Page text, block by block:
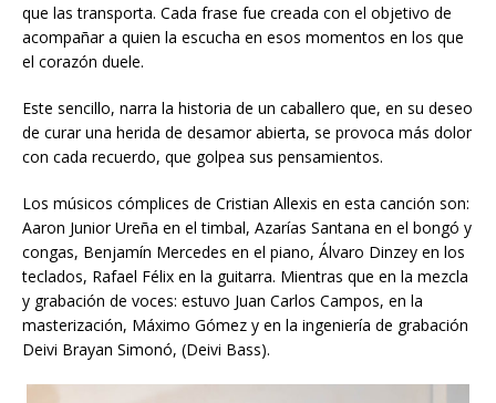
que las transporta. Cada frase fue creada con el objetivo de
acompañar a quien la escucha en esos momentos en los que
el corazón duele.
Este sencillo, narra la historia de un caballero que, en su deseo
de curar una herida de desamor abierta, se provoca más dolor
con cada recuerdo, que golpea sus pensamientos.
Los músicos cómplices de Cristian Allexis en esta canción son:
Aaron Junior Ureña en el timbal, Azarías Santana en el bongó y
congas, Benjamín Mercedes en el piano, Álvaro Dinzey en los
teclados, Rafael Félix en la guitarra. Mientras que en la mezcla
y grabación de voces: estuvo Juan Carlos Campos, en la
masterización, Máximo Gómez y en la ingeniería de grabación
Deivi Brayan Simonó, (Deivi Bass).